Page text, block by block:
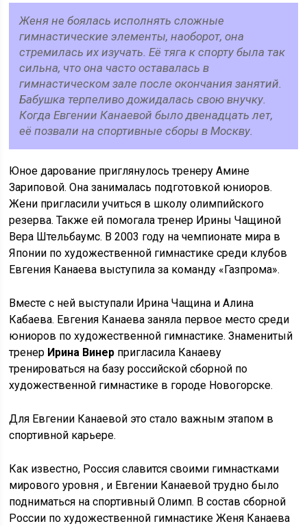
Женя не боялась исполнять сложные
гимнастические элементы, наоборот, она
стремилась их изучать. Её тяга к спорту была так
сильна, что она часто оставалась в
гимнастическом зале после окончания занятий.
Бабушка терпеливо дожидалась свою внучку.
Когда Евгении Канаевой было двенадцать лет,
её позвали на спортивные сборы в Москву.
Юное дарование приглянулось тренеру Амине
Зариповой. Она занималась подготовкой юниоров.
Жени пригласили учиться в школу олимпийского
резерва. Также ей помогала тренер Ирины Чащиной
Вера Штельбаумс. В 2003 году на чемпионате мира в
Японии по художественной гимнастике среди клубов
Евгения Канаева выступила за команду «Газпрома».
Вместе с ней выступали Ирина Чащина и Алина
Кабаева. Евгения Канаева заняла первое место среди
юниоров по художественной гимнастике. Знаменитый
тренер Ирина Винер пригласила Канаеву
тренироваться на базу российской сборной по
художественной гимнастике в городе Новогорске.
Для Евгении Канаевой это стало важным этапом в
спортивной карьере.
Как известно, Россия славится своими гимнастками
мирового уровня , и Евгении Канаевой трудно было
подниматься на спортивный Олимп. В состав сборной
России по художественной гимнастике Женя Канаева